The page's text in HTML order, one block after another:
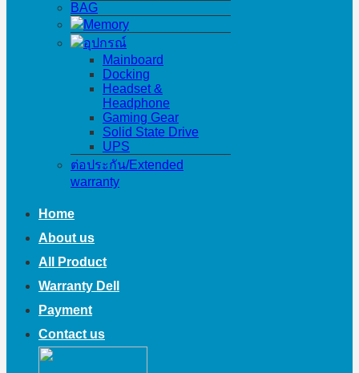
BAG
Memory
อุปกรณ์
Mainboard
Docking
Headset &
Headphone
Gaming Gear
Solid State Drive
UPS
ต่อประกัน/Extended
warranty
Home
About us
All Product
Warranty Dell
Payment
Contact us